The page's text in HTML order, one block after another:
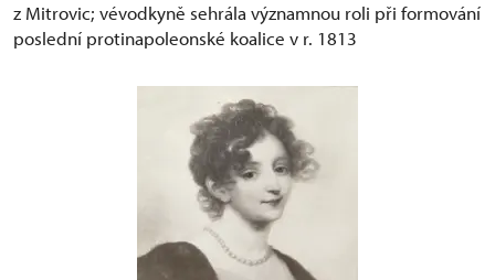
z Mitrovic; vévodkyně sehrála významnou roli při formování
poslední protinapoleonské koalice v r. 1813